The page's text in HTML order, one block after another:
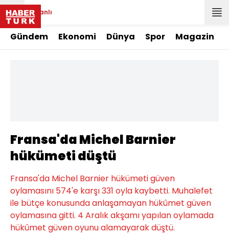
Canlı
Gündem Ekonomi Dünya Spor Magazin
Fransa'da Michel Barnier
hükümeti düştü
Fransa'da Michel Barnier hükümeti güven
oylamasını 574'e karşı 331 oyla kaybetti. Muhalefet
ile bütçe konusunda anlaşamayan hükûmet güven
oylamasına gitti. 4 Aralık akşamı yapılan oylamada
hükûmet güven oyunu alamayarak düştü.